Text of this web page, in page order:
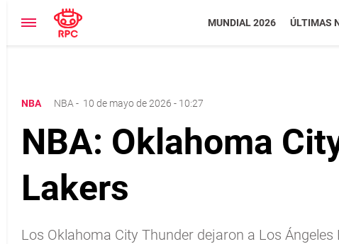
MUNDIAL 2026 ÚLTIMAS
NBA NBA - 10 de mayo de 2026 - 10:27
NBA: Oklahoma
Lakers
Los Oklahoma City Thunder dejaron a Los